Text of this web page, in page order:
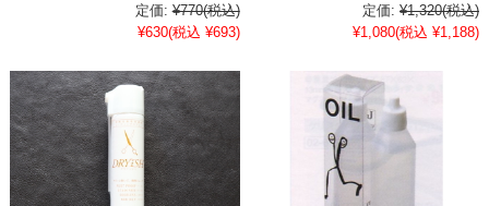
定価: ¥770(税込)
¥630(税込 ¥693)
定価: ¥1,320(税込)
¥1,080(税込 ¥1,188)